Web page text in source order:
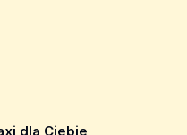
dla Ciebie